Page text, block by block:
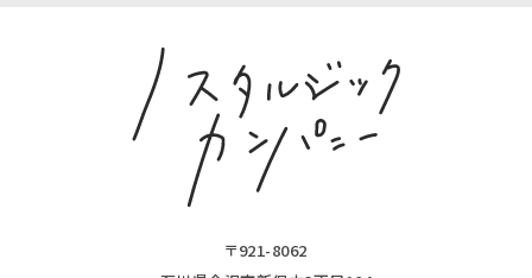
〒921-8062